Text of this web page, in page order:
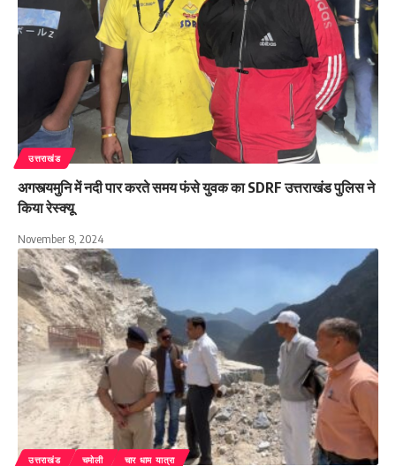
उत्तराखंड
अगस्त्यमुनि में नदी पार करते समय फंसे युवक का SDRF उत्तराखंड पुलिस ने
किया रेस्क्यू
November 8, 2024
उत्तराखंड चमोली चार धाम यात्रा